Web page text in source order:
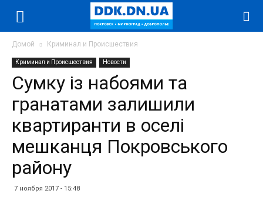
Домой Криминал и Происшествия
Криминал и Происшествия Новости
Сумку із набоями та
гранатами залишили
квартиранти в оселі
мешканця Покровського
району
7 ноября 2017 - 15:48